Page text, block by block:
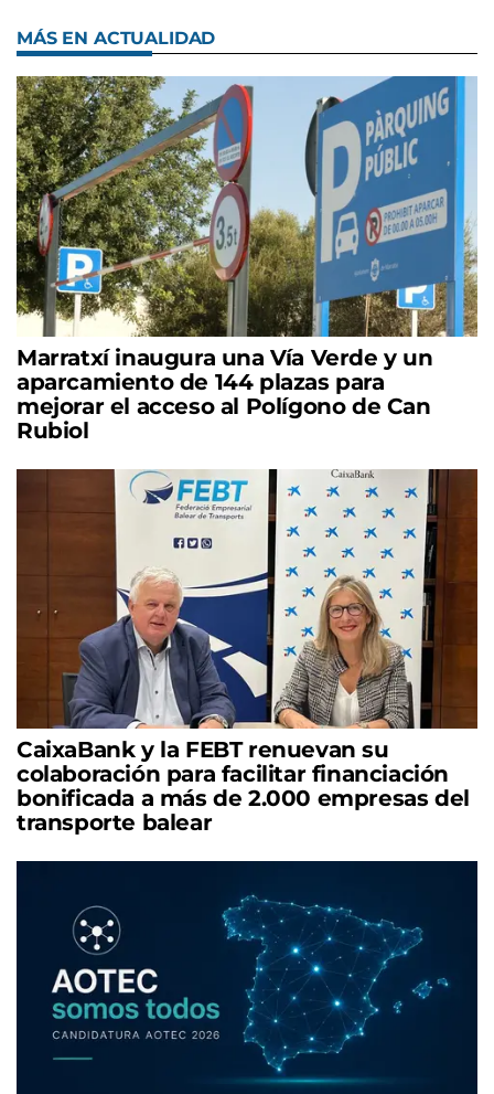
MÁS EN ACTUALIDAD
Marratxí inaugura una Vía Verde y un
aparcamiento de 144 plazas para
mejorar el acceso al Polígono de Can
Rubiol
CaixaBank y la FEBT renuevan su
colaboración para facilitar financiación
bonificada a más de 2.000 empresas del
transporte balear